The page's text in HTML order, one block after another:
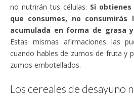
no nutrirán tus células. Si
que consumes, no
acumulada en forma de grasa
Estas mismas afirmaciones las
cuando hables de zumos de fruta y
zumos embotellados.
Los cereales de desayuno